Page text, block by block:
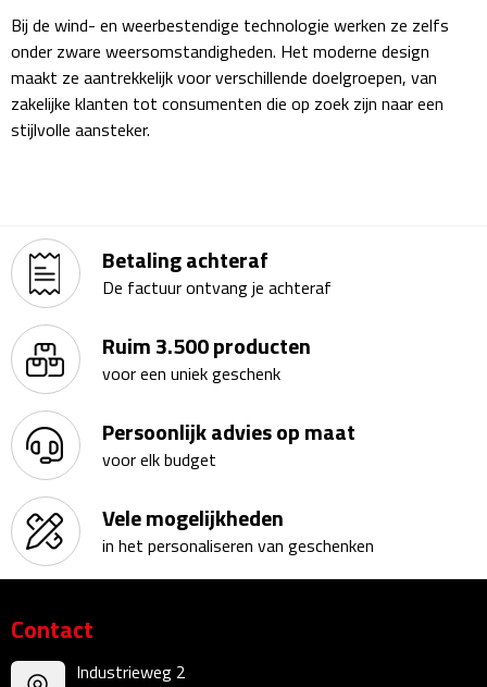
Heuptassen
Matrozentassen
Reizen
Koffersloten
Bagageweegschalen
Bagageriemen
Bagagelabels
Reiskussens
Reisstekkers
Paspoorthouders
Bij de wind- en weerbestendige technologie werken ze zelfs
onder zware weersomstandigheden. Het moderne design
maakt ze aantrekkelijk voor verschillende doelgroepen, van
zakelijke klanten tot consumenten die op zoek zijn naar een
stijlvolle aansteker.
Betaling achteraf
De factuur ontvang je achteraf
Ruim 3.500 producten
voor een uniek geschenk
Persoonlijk advies op maat
voor elk budget
Vele mogelijkheden
in het personaliseren van geschenken
Contact
Industrieweg 2